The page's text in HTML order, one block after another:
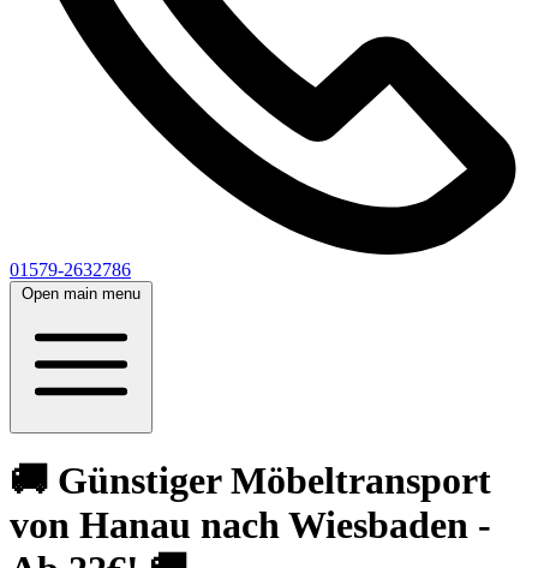
01579-2632786
Open main menu
🚚 Günstiger Möbeltransport
von Hanau nach Wiesbaden -